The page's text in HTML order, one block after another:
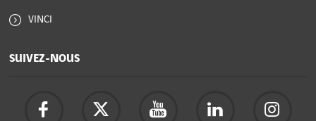
VINCI
SUIVEZ-NOUS